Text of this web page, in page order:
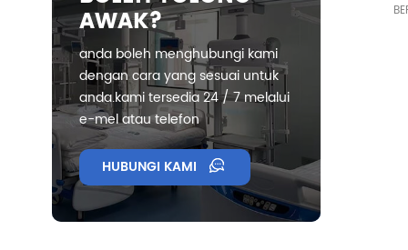
AWAK?
anda boleh menghubungi kami
dengan cara yang sesuai untuk
anda.kami tersedia 24 / 7 melalui
e-mel atau telefon
HUBUNGI KAMI